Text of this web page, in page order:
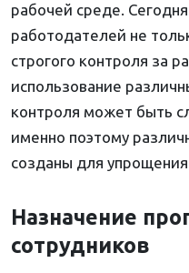
рабочей среде.
работодателей не
строгого контроля за
использование
контроля может быть
именно поэтому
созданы для
Назначение
сотрудников